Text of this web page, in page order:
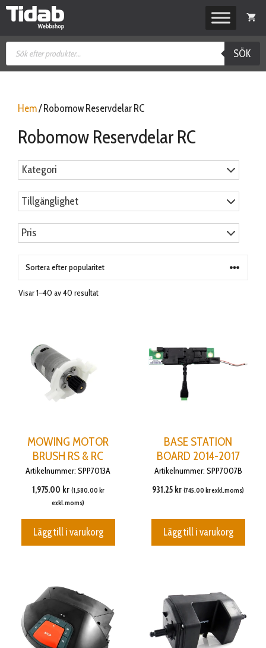
Hoppa
Produktsökning
SÖK
Hem/ Robomow Reservdelar RC
Robomow Reservdelar RC
Kategori
Tillgänglighet
Pris
Visar 1–40 av 40 resultat
MOWING MOTOR
BRUSH RS & RC
Artikelnummer: SPP7013A
1,975.00 kr (1,580.00 kr
exkl.moms)
Lägg till i varukorg
BASE STATION
BOARD 2014-2017
Artikelnummer: SPP7007B
931.25 kr (745.00 krexkl.moms)
Lägg till i varukorg